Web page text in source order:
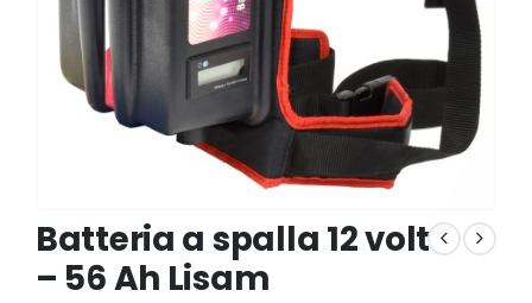
Batteria a spalla 12 volt
– 56 Ah Lisam